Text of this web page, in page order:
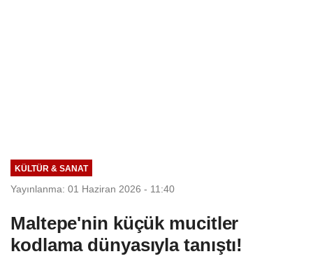
KÜLTÜR & SANAT
Yayınlanma: 01 Haziran 2026 - 11:40
Maltepe'nin küçük mucitler
kodlama dünyasıyla tanıştı!